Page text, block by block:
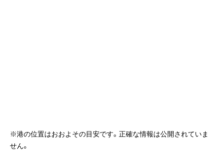
※港の位置はおおよその目安です。正確な情報は公開されていま
せん。